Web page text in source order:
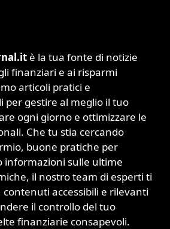
è la tua fonte di notizie
finanziari e ai risparmi
articoli pratici e
per gestire al meglio il tuo
ogni giorno e ottimizzare le
Che tu stia cercando
buone pratiche per
informazioni sulle ultime
il nostro team di esperti ti
accessibili e rilevanti
il controllo del tuo
finanziarie consapevoli.